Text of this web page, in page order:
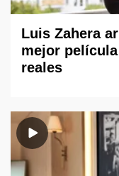
Luis Zahera
mejor
reales